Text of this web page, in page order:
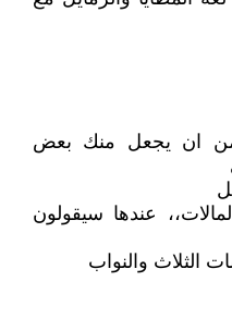
من ان يجعل منك بعض
عندها سيقولون
الثلاث والنواب